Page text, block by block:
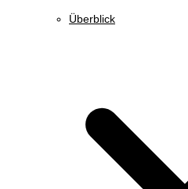
Überblick